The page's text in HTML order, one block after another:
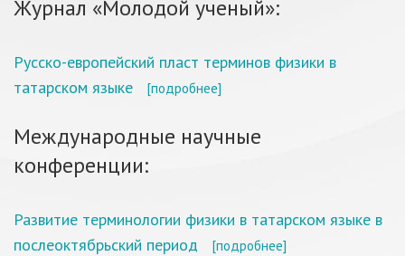
Журнал «Молодой ученый»:
Русско-европейский пласт терминов физики в
татарском языке
[подробнее]
Международные научные
конференции:
Развитие терминологии физики в татарском языке в
послеоктябрьский период
[подробнее]